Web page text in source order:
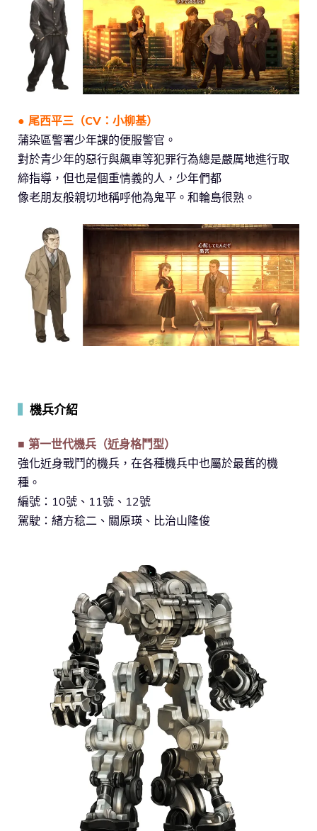
● 尾西平三（CV：小柳基）
蒲染區警署少年課的便服警官。
對於青少年的惡行與飆車等犯罪行為總是嚴厲地進行取
締指導，但也是個重情義的人，少年們都
像老朋友般親切地稱呼他為鬼平。和輪島很熟。
機兵介紹
■ 第一世代機兵（近身格鬥型）
強化近身戰鬥的機兵，在各種機兵中也屬於最舊的機
種。
編號：10號、11號、12號
駕駛：緒方稔二、關原瑛、比治山隆俊